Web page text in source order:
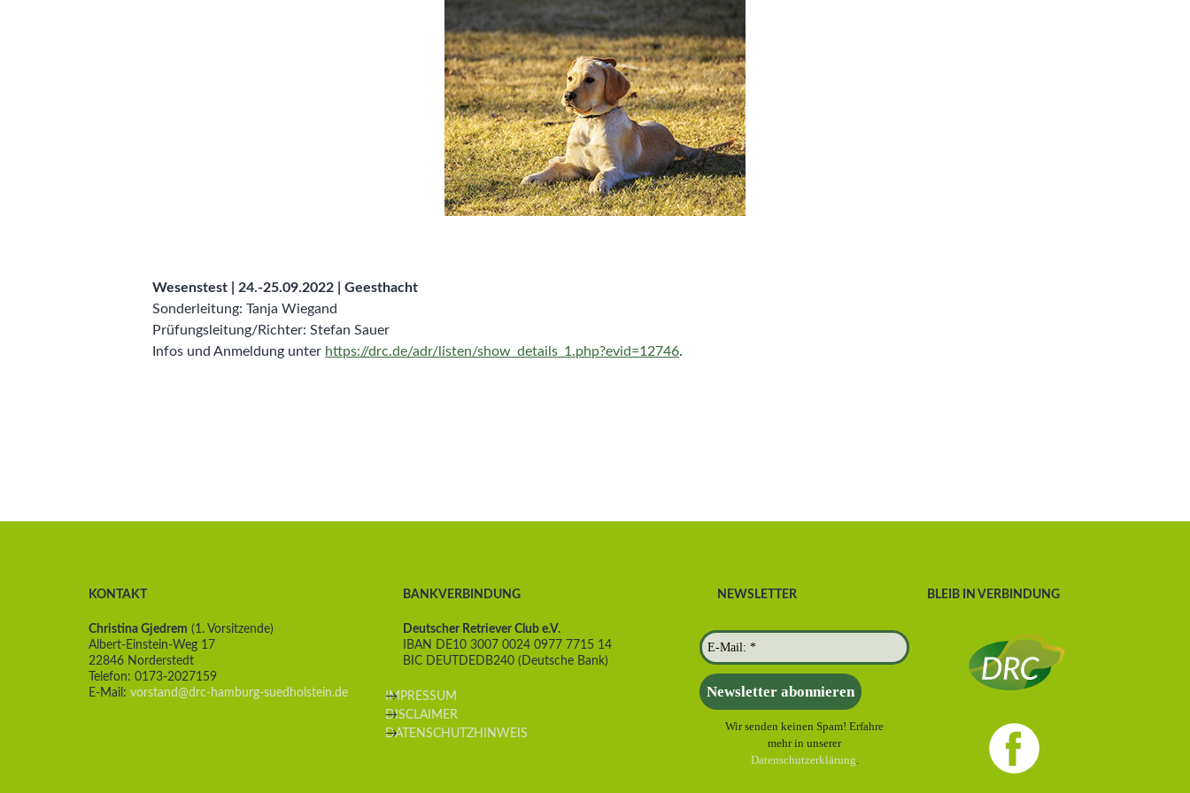
Wesenstest | 24.-25.09.2022 | Geesthacht
Sonderleitung: Tanja Wiegand
Prüfungsleitung/Richter: Stefan Sauer
Infos und Anmeldung unter https://drc.de/adr/listen/show_details_1.php?evid=12746.
KONTAKT
Christina Gjedrem (1. Vorsitzende)
Albert-Einstein-Weg 17
22846 Norderstedt
Telefon: 0173-2027159
E-Mail: vorstand@drc-hamburg-suedholstein.de
BANKVERBINDUNG
Deutscher Retriever Club e.V.
IBAN DE10 3007 0024 0977 7715 14
BIC DEUTDEDB240 (Deutsche Bank)
IMPRESSUM
DISCLAIMER
DATENSCHUTZHINWEIS
NEWSLETTER
Wir senden keinen Spam! Erfahre
mehr in unserer
Datenschutzerklärung.
BLEIB IN VERBINDUNG